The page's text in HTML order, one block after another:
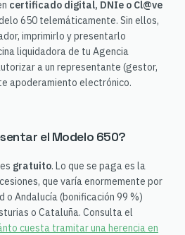
certificado digital, DNIe o Cl@ve
650 telemáticamente. Sin ellos,
imprimirlo y presentarlo
liquidadora de tu Agencia
a un representante (gestor,
apoderamiento electrónico.
el Modelo 650?
gratuito. Lo que se paga es la
que varía enormemente por
o Andalucía (bonificación 99 %)
o Cataluña. Consulta el
cuesta tramitar una herencia en